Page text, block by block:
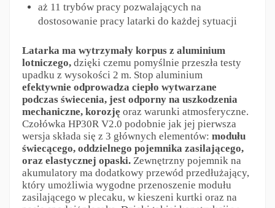
aż 11 trybów pracy pozwalających na
dostosowanie pracy latarki do każdej sytuacji
Latarka ma wytrzymały korpus z aluminium
lotniczego,dzięki czemu pomyślnie przeszła testy
upadku z wysokości 2 m. Stop aluminium
efektywnie odprowadza ciepło wytwarzane
podczas świecenia, jest odporny na uszkodzenia
mechaniczne, korozję oraz warunki atmosferyczne.
Czołówka HP30R V2.0 podobnie jak jej pierwsza
wersja składa się z 3 głównych elementów: modułu
świecącego, oddzielnego pojemnika zasilającego,
oraz elastycznej opaski.Zewnętrzny pojemnik na
akumulatory ma dodatkowy przewód przedłużający,
który umożliwia wygodne przenoszenie modułu
zasilającego w plecaku, w kieszeni kurtki oraz na